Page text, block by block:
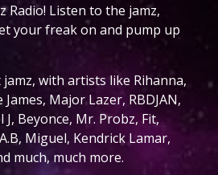
Radio! Listen to the jamz,
your freak on and pump up
with artists like Rihanna,
Major Lazer, RBDJAN,
Beyonce, Mr. Probz, Fit,
Miguel, Kendrick Lamar,
much, much more.